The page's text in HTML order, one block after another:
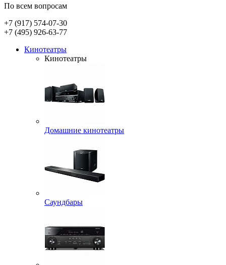
По всем вопросам
+7 (917) 574-07-30
+7 (495) 926-63-77
Кинотеатры
Кинотеатры
Домашние кинотеатры
Саундбары